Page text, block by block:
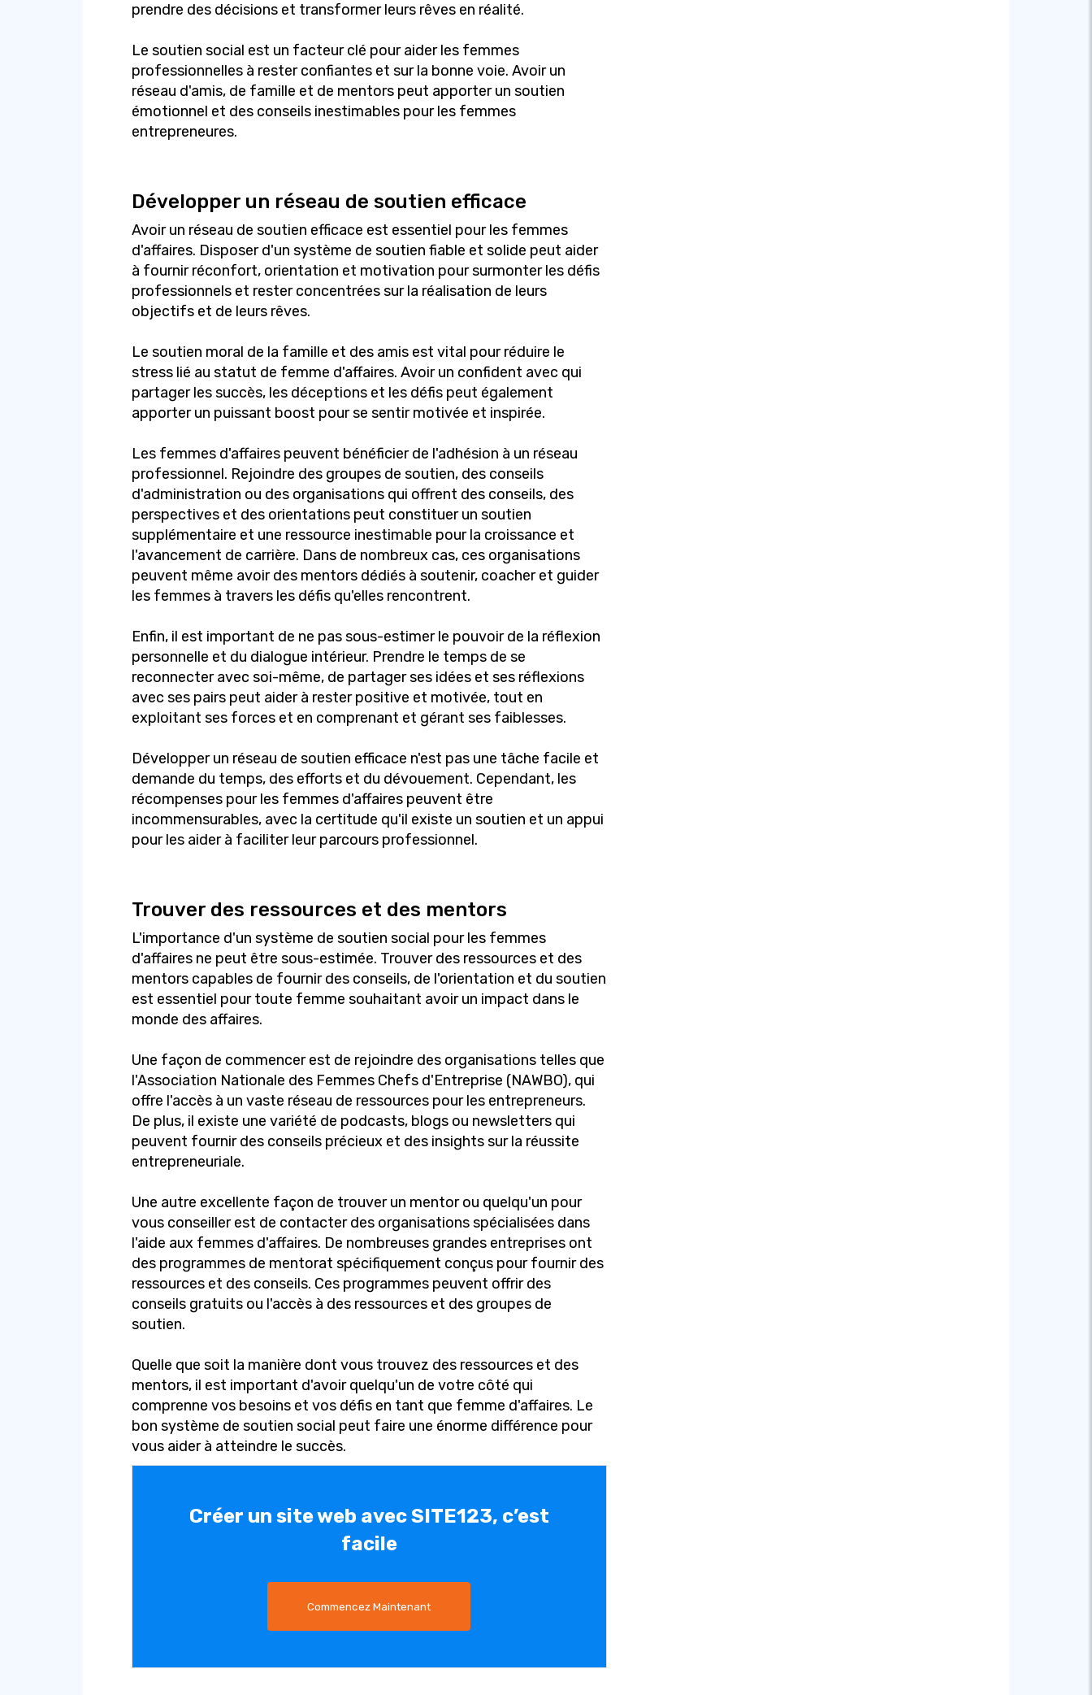
prendre des décisions et transformer leurs rêves en réalité.
Le soutien social est un facteur clé pour aider les femmes
professionnelles à rester confiantes et sur la bonne voie. Avoir un
réseau d'amis, de famille et de mentors peut apporter un soutien
émotionnel et des conseils inestimables pour les femmes
entrepreneures.
Développer un réseau de soutien efficace
Avoir un réseau de soutien efficace est essentiel pour les femmes
d'affaires. Disposer d'un système de soutien fiable et solide peut aider
à fournir réconfort, orientation et motivation pour surmonter les défis
professionnels et rester concentrées sur la réalisation de leurs
objectifs et de leurs rêves.
Le soutien moral de la famille et des amis est vital pour réduire le
stress lié au statut de femme d'affaires. Avoir un confident avec qui
partager les succès, les déceptions et les défis peut également
apporter un puissant boost pour se sentir motivée et inspirée.
Les femmes d'affaires peuvent bénéficier de l'adhésion à un réseau
professionnel. Rejoindre des groupes de soutien, des conseils
d'administration ou des organisations qui offrent des conseils, des
perspectives et des orientations peut constituer un soutien
supplémentaire et une ressource inestimable pour la croissance et
l'avancement de carrière. Dans de nombreux cas, ces organisations
peuvent même avoir des mentors dédiés à soutenir, coacher et guider
les femmes à travers les défis qu'elles rencontrent.
Enfin, il est important de ne pas sous-estimer le pouvoir de la réflexion
personnelle et du dialogue intérieur. Prendre le temps de se
reconnecter avec soi-même, de partager ses idées et ses réflexions
avec ses pairs peut aider à rester positive et motivée, tout en
exploitant ses forces et en comprenant et gérant ses faiblesses.
Développer un réseau de soutien efficace n'est pas une tâche facile et
demande du temps, des efforts et du dévouement. Cependant, les
récompenses pour les femmes d'affaires peuvent être
incommensurables, avec la certitude qu'il existe un soutien et un appui
pour les aider à faciliter leur parcours professionnel.
Trouver des ressources et des mentors
L'importance d'un système de soutien social pour les femmes
d'affaires ne peut être sous-estimée. Trouver des ressources et des
mentors capables de fournir des conseils, de l'orientation et du soutien
est essentiel pour toute femme souhaitant avoir un impact dans le
monde des affaires.
Une façon de commencer est de rejoindre des organisations telles que
l'Association Nationale des Femmes Chefs d'Entreprise (NAWBO), qui
offre l'accès à un vaste réseau de ressources pour les entrepreneurs.
De plus, il existe une variété de podcasts, blogs ou newsletters qui
peuvent fournir des conseils précieux et des insights sur la réussite
entrepreneuriale.
Une autre excellente façon de trouver un mentor ou quelqu'un pour
vous conseiller est de contacter des organisations spécialisées dans
l'aide aux femmes d'affaires. De nombreuses grandes entreprises ont
des programmes de mentorat spécifiquement conçus pour fournir des
ressources et des conseils. Ces programmes peuvent offrir des
conseils gratuits ou l'accès à des ressources et des groupes de
soutien.
Quelle que soit la manière dont vous trouvez des ressources et des
mentors, il est important d'avoir quelqu'un de votre côté qui
comprenne vos besoins et vos défis en tant que femme d'affaires. Le
bon système de soutien social peut faire une énorme différence pour
vous aider à atteindre le succès.
Créer un site web avec SITE123, c’est
facile
Commencez Maintenant